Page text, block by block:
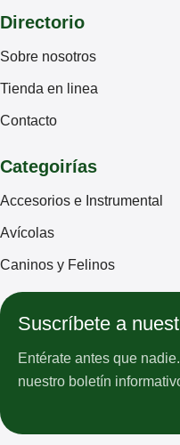
Directorio
Sobre nosotros
Tienda en linea
Contacto
Categoirías
Accesorios e Instrumental
Avícolas
Caninos y Felinos
Suscríbete a
Entérate antes que
nuestro boletín